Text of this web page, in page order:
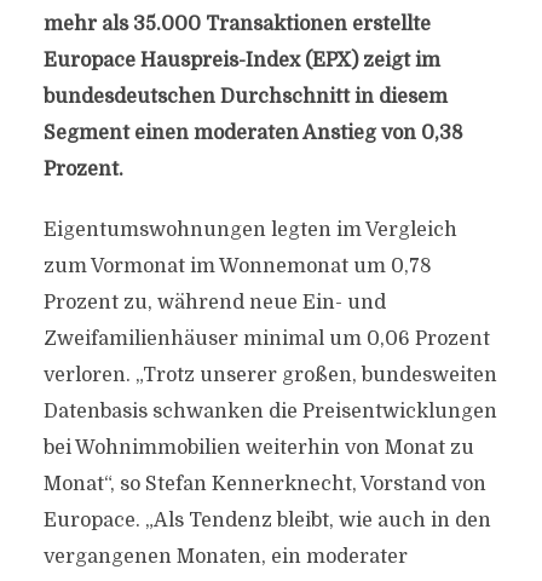
mehr als 35.000 Transaktionen erstellte
Europace Hauspreis-Index (EPX) zeigt im
bundesdeutschen Durchschnitt in diesem
Segment einen moderaten Anstieg von 0,38
Prozent.
Eigentumswohnungen legten im Vergleich
zum Vormonat im Wonnemonat um 0,78
Prozent zu, während neue Ein- und
Zweifamilienhäuser minimal um 0,06 Prozent
verloren. „Trotz unserer großen, bundesweiten
Datenbasis schwanken die Preisentwicklungen
bei Wohnimmobilien weiterhin von Monat zu
Monat“, so Stefan Kennerknecht, Vorstand von
Europace. „Als Tendenz bleibt, wie auch in den
vergangenen Monaten, ein moderater